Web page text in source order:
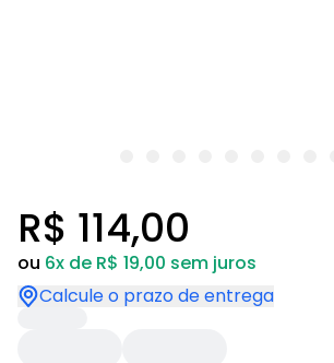
R$ 114,00
ou 6x de R$ 19,00 sem juros
Calcule o prazo de entrega